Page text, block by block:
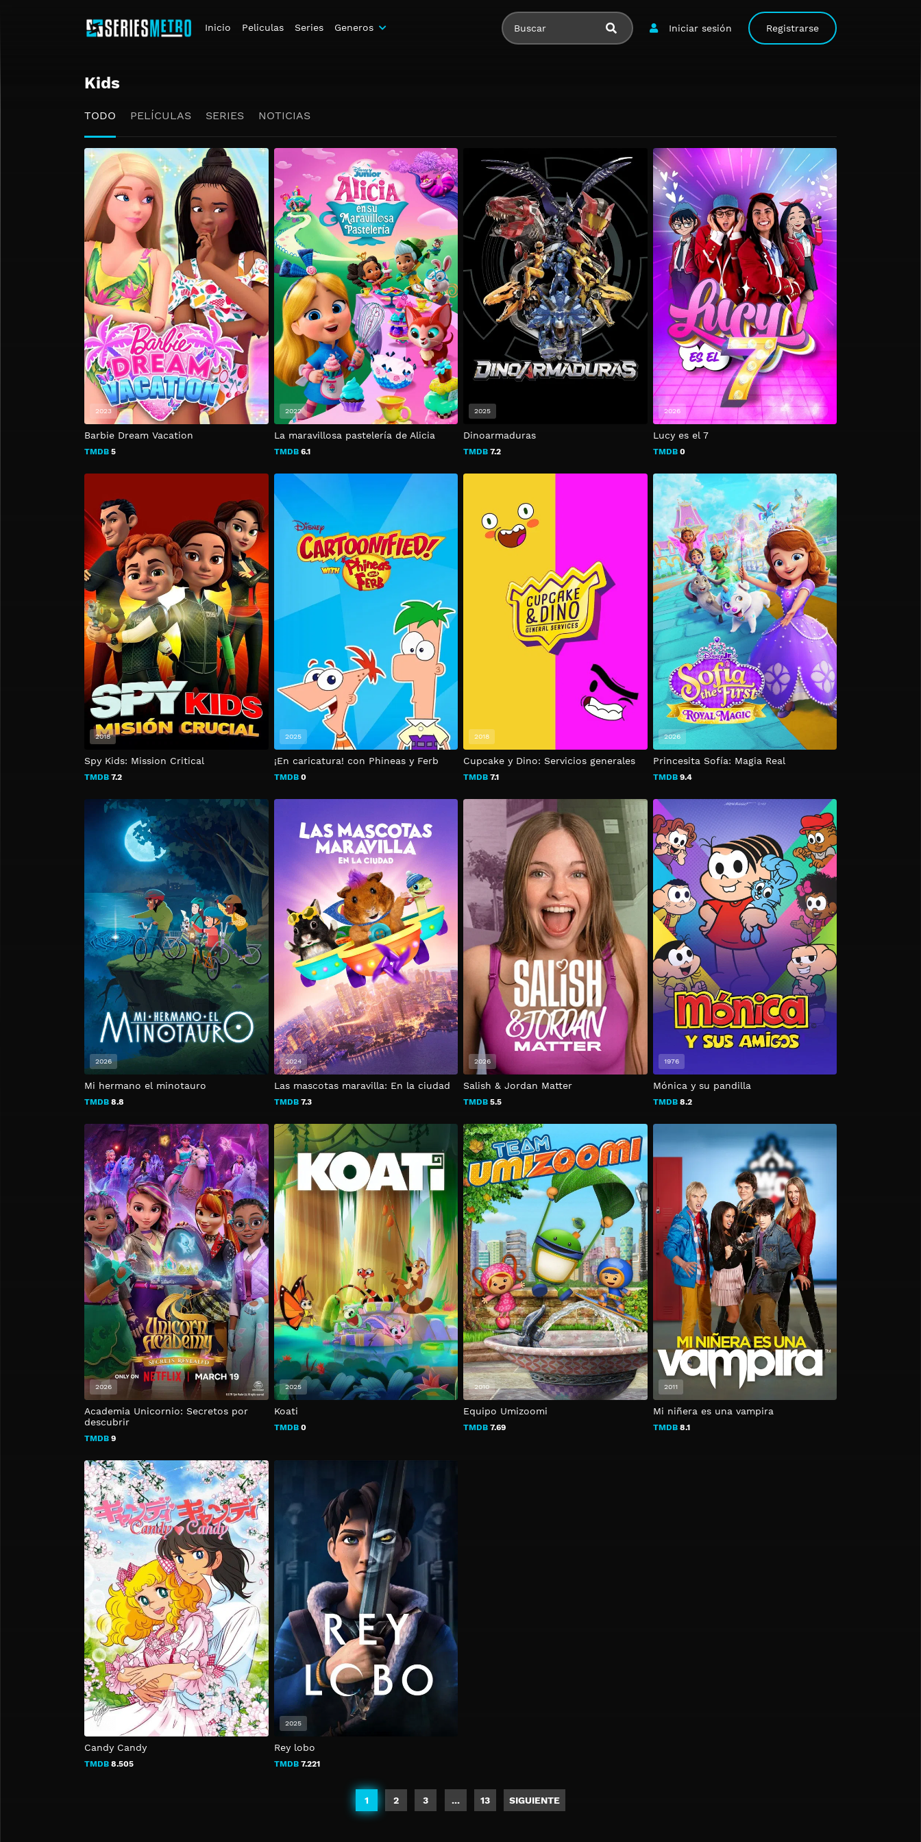
Iniciar sesión Registrarse
Inicio Peliculas Series Generos
Kids
TODO PELÍCULAS SERIES NOTICIAS
Barbie Dream Vacation
TMDB 5
2023
La maravillosa pastelería de Alicia
TMDB6.1
2022
Dinoarmaduras
TMDB 7.2
2025
Lucy es el 7
TMDB0
2026
Spy Kids: Mission Critical
TMDB 7.2
2018
¡En caricatura! con Phineas y Ferb
TMDB0
2025
Cupcake y Dino: Servicios generales
TMDB 7.1
2018
Princesita Sofía: Magia Real
TMDB9.4
2026
Mi hermano el minotauro
TMDB 8.8
2026
Las mascotas maravilla: En la ciudad
TMDB7.3
2024
Salish & Jordan Matter
TMDB 5.5
2026
Mónica y su pandilla
TMDB8.2
1976
Academia Unicornio: Secretos por
descubrir
TMDB 9
2026
Koati
TMDB0
2025
Equipo Umizoomi
TMDB 7.69
2010
Mi niñera es una vampira
TMDB8.1
2011
Candy Candy
TMDB 8.505
1976
Rey lobo
TMDB7.221
2025
1 2 3 ... 13 SIGUIENTE